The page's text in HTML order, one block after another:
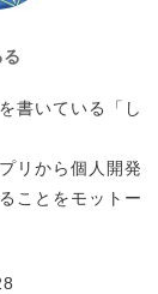
る
書いている「し
リから個人開発
ことをモットー